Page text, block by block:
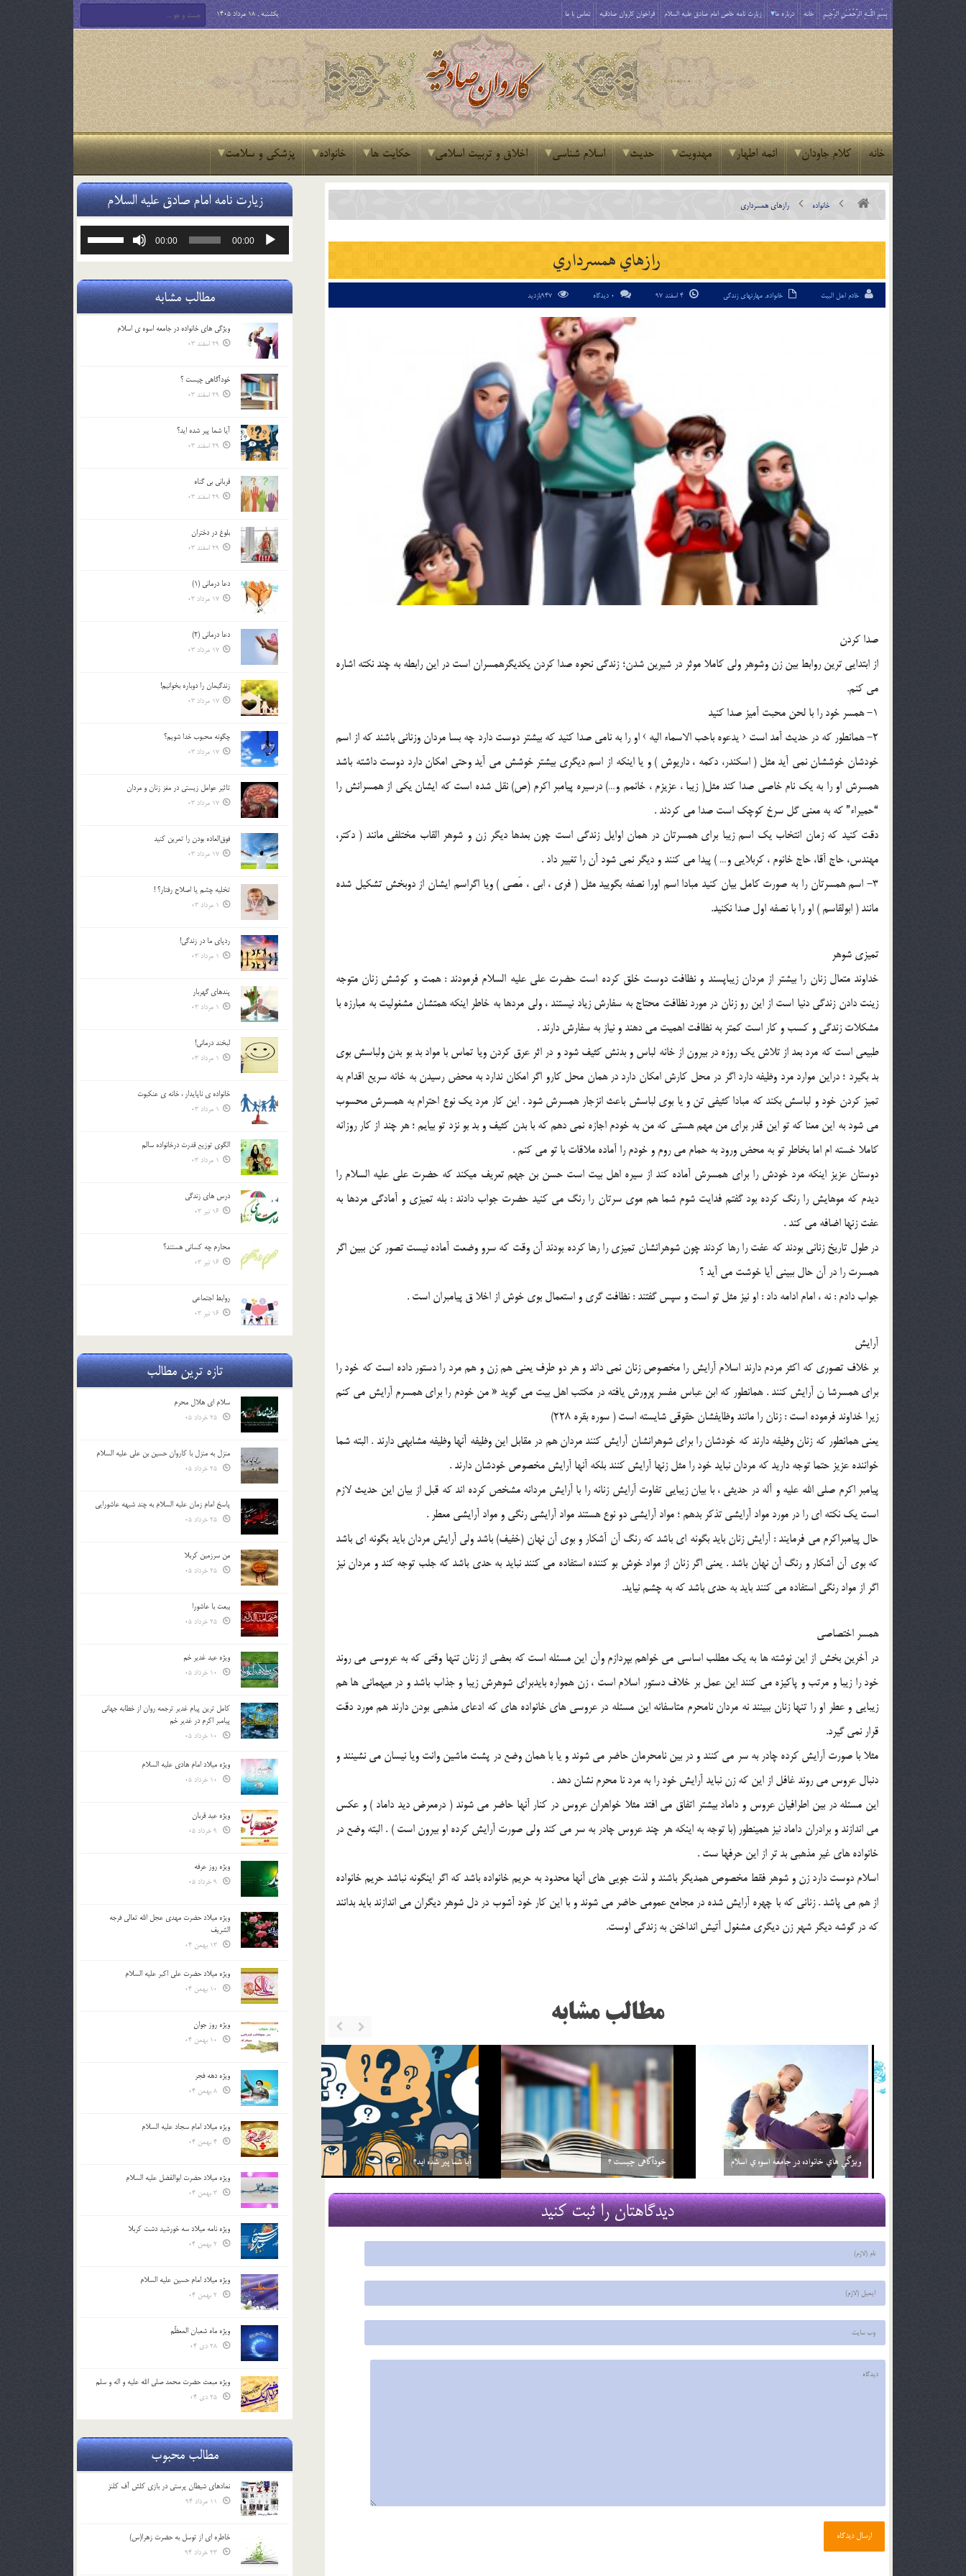
بِسْمِ اللَّـهِ الرَّحْمَـٰنِ الرَّحِيمِ خانه درباره ما زیارت نامه خاص امام صادق علیه السلام فراخوان کاروان صادقیه تماس با ما یکشنبه , 18 مرداد 1405
خانه کلام جاودان ائمه اطهار مهدویت حدیث اسلام شناسی اخلاق و تربیت اسلامی حکایت ها خانواده پزشکی و سلامت
خانواده رازهاي همسرداري
رازهاي همسرداري
خادم اهل البیت خانواده, مهارتهای زندگی 0 دیدگاه
صدا کردن
از ابتدايي ترين روابط بين زن وشوهر ولي کاملا موثر در شيرين شدن؛ زندگي نحوه صدا کردن يکديگرهمسران است در اين رابطه به چند نکته اشاره
مي کنم.
1- همسر خود را با لحن محبت آميز صدا کنيد
2- همانطور که در حديث آمد است ‹ يدعوه باحب الاسماء اليه › او را به نامي صدا کنيد که بيشتر دوست دارد چه بسا مردان وزناني باشند که از اسم
خودشان خوششان نمي آيد مثل ( اسکندر، دکمه ، داريوش ) و يا اينکه از اسم ديگري بيشتر خوشش مي آيد وحتي امکان دارد دوست داشته باشد
همسرش او را به يک نام خاصي صدا کند مثل( زيبا ، عزيزم ، خانمم و…) درسيره پيامبر اکرم (ص) نقل شده است که ايشان يکي از همسرانش را
“حميراء” که به معني گل سرخ کوچک است صدا مي کردند .
دقت کنيد که زمان انتخاب يک اسم زيبا براي همسرتان در همان اوايل زندگي است چون بعدها ديگر زن و شوهر القاب مختلفي مانند ( دکتر،
مهندس، حاج آقا، حاج خانوم ، کربلايي و… ) پيدا مي کنند و ديگر نمي شود آن را تغيير داد .
3- اسم همسرتان را به صورت کامل بيان کنيد مبادا اسم اورا نصفه بگوييد مثل ( فري ، ابي ، مَصي ) ويا اگراسم ايشان از دوبخش تشکيل شده
مانند ( ابولقاسم ) او را با نصفه اول صدا نکنيد.
تميزي شوهر
خداوند متعال زنان را بيشتر از مردان زيباپسند و نظافت دوست خلق کرده است حضرت علي عليه السلام فرمودند : همت و کوشش زنان متوجه
زينت دادن زندگي دنيا است از اين رو زنان در مورد نظافت محتاج به سفارش زياد نيستند ، ولي مردها به خاطر اينکه همتشان مشغوليت به مبارزه با
مشکلات زندگي و کسب و کار است کمتر به نظافت اهميت مي دهند و نياز به سفارش دارند .
طبيعي است که مرد بعد از تلاش يک روزه در بيرون از خانه لباس و بدنش کثيف شود و در اثر عرق کردن ويا تماس با مواد بد بو بدن ولباسش بوي
بد بگيرد ؛ دراين موارد مرد وظيفه دارد اگر در محل کارش امکان دارد در همان محل کارو اگر امکان ندارد به محض رسيدن به خانه سريع اقدام به
تميز کردن خود و لباسش بکند که مبادا کثيفي تن و يا بوي لباسش باعث انزجار همسرش شود . اين کار مرد يک نوع احترام به همسرش محسوب
مي شود به اين معنا که تو اين قدر براي من مهم هستي که من به خودم اجازه نمي دهم که با بدن کثيف و بد بو نزد تو بيايم ؛ هر چند از کار روزانه
کاملا خسته ام اما بخاطر تو به محض ورود به حمام مي روم و خودم را آماده ملاقات با تو مي کنم .
دوستان عزيز اينکه مرد خودش را براي همسرش آماده کند از سيره اهل بيت است حسن بن جهم تعريف ميکند که حضرت علي عليه السلام را
ديدم که موهايش را رنگ کرده بود گفتم فدايت شوم شما هم موي سرتان را رنگ مي کنيد حضرت جواب دادند : بله تميزي و آمادگي مردها به
عفت زنها اضافه مي کند .
در طول تاريخ زناني بودند که عفت را رها کردند چون شوهرانشان تميزي را رها کرده بودند آن وقت که سرو وضعت آماده نيست تصور کن ببين اگر
همسرت را در آن حال ببيني آيا خوشت مي آيد ؟
جواب دادم : نه ، امام ادامه داد : او نيز مثل تو است و سپس گفتند : نظافت گري و استعمال بوي خوش از اخلا ق پيامبران است .
آرايش
بر خلاف تصوري که اکثر مردم دارند اسلام آرايش را مخصوص زنان نمي داند و هر دو طرف يعني هم زن و هم مرد را دستور داده است که خود را
براي همسرشا ن آرايش کنند . همانطور که ابن عباس مفسر پرورش يافته در مکتب اهل بيت مي گويد « من خودم را براي همسرم آرايش مي کنم
زيرا خداوند فرموده است : زنان را مانند وظايفشان حقوقي شايسته است ( سوره بقره 228)
يعني همانطور که زنان وظيفه دارند که خودشان را براي شوهرانشان آرايش کنند مردان هم در مقابل اين وظيفه آنها وظيفه مشابهي دارند . البته شما
خواننده عزيز حتما توجه داريد که مردان نبايد خود را مثل زنها آرايش کنند بلکه آنها آرايش مخصوص خودشان دارند .
پيامبر اکرم صلي الله عليه و آله در حديثي ، با بيان زيبايي تفاوت آرايش زنانه را با آرايش مردانه مشخص کرده اند که قبل از بيان اين حديث لازم
است يک نکته اي را در مورد مواد آرايشي تذکر بدهم ؛ مواد آرايشي دو نوع هستند مواد آرايشي رنگي و مواد آرايشي معطر .
حال پيامبراکرم مي فرمايند : آرايش زنان بايد بگونه اي باشد که رنگ آن آشکار و بوي آن نهان (خفيف) باشد ولي آرايش مردان بايد بگونه اي باشد
که بوي آن آشکار و رنگ آن نهان باشد . يعني اگر زنان از مواد خوش بو کننده استفاده مي کنند نبايد به حدي باشد که جلب توجه کند و مردان نيز
اگر از مواد رنگي استفاده مي کنند بايد به حدي باشد که به چشم نيايد.
همسر اختصاصي
در آخرين بخش از اين نوشته ها به يک مطلب اساسي مي خواهم بپردازم وآن اين مسئله است که بعضي از زنان تنها وقتي که به عروسي مي روند
خود را زيبا و مرتب و پاکيزه مي کنند اين عمل بر خلاف دستور اسلام است ، زن همواره بايدبراي شوهرش زيبا و جذاب باشد و در ميهماني ها هم
زيبايي و عطر او را تنها زنان ببينند نه مردان نامحرم متاسفانه اين مسئله در عروسي هاي خانواده هاي که ادعاي مذهبي بودن دارند هم مورد دقت
قرار نمي گيرد.
مثلا با صورت آرايش کرده چادر به سر مي کنند و در بين نامحرمان حاضر مي شوند و يا با همان وضع در پشت ماشين وانت ويا نيسان مي نشينند و
دنبال عروس مي روند غافل از اين که زن نبايد آرايش خود را به مرد نا محرم نشان دهد .
اين مسئله در بين اطرافيان عروس و داماد بيشتر اتفاق مي افتد مثلا خواهران عروس در کنار آنها حاضر مي شوند ( درمعرض ديد داماد ) و عکس
مي اندازند و برادران داماد نيز همينطور (با توجه به اينکه هر چند عروس چادر به سر مي کند ولي صورت آرايش کرده او بيرون است ) . البته وضع در
خانواده هاي غير مذهبي بد تر از اين حرفها ست .
اسلام دوست دارد زن و شوهر فقط مخصوص همديگر باشند و لذت جويي هاي آنها محدود به حريم خانواده باشد که اگر اينگونه نباشد حريم خانواده
از هم مي پاشد . زناني که با چهره آرايش شده در مجامع عمومي حاضر مي شوند و با اين کار خود آشوب در دل شوهر ديگران مي اندازند بايد بدانند
که در گوشه ديگر شهر زن ديگري مشغول آتيش انداختن به زندگي اوست.
مطالب مشابه
قرباني بي گناه
29 اسفند 03
بلوغ در دختران
29 اسفند 03
دعا درمانی (1)
17 مرداد 03
دیدگاهتان را ثبت کنید
زیارت نامه امام صادق علیه السلام
پخش‌کننده
00:00
00:00
یا
صدا
کلیدهای
مطالب مشابه
ويژگي هاي خانواده در جامعه اسوه ي اسلام
29 اسفند 03
خودآگاهى چيست ؟
29 اسفند 03
آیا شما پیر شده اید؟
29 اسفند 03
قرباني بي گناه
29 اسفند 03
بلوغ در دختران
29 اسفند 03
دعا درمانی (1)
17 مرداد 03
دعا درمانی (2)
17 مرداد 03
زندگيمان را دوباره بخوانيم!
17 مرداد 03
چگونه محبوب خدا شويم؟
17 مرداد 03
تاثیر عوامل زيستي در مغز زنان و مردان
17 مرداد 03
فوق‌العاده بودن را تمرين كنيد
17 مرداد 03
تخليه چشم يا اصلاح رفتار؟ !
1 مرداد 03
ردپاى ما در زندگى!
1 مرداد 03
پندهاي گهربار
1 مرداد 03
لبخند درمانى!
1 مرداد 03
خانواده ي ناپايدار ، خانه ي عنکبوت
1 مرداد 03
الگوي توزيع قدرت درخانواده سالم
1 مرداد 03
درس هاي زندگي
16 تیر 03
محارم چه کساني هستند؟
16 تیر 03
روابط اجتماعي
16 تیر 03
تازه ترین مطالب
سلام ای هلال محرم
منزل به منزل با کاروان حسین بن علی علیه السلام
پاسخ امام زمان علیه السلام به چند شبهه عاشورایی
من سرزمین کربلا
بیعت با عاشورا
ویژه عید غدیر خم
کامل ترین پیام غدیر ترجمه روان از خطابه جهانی
پیامبر اکرم در غدیر خم
ویژه میلاد امام هادی علیه السلام
ویژه عید قربان
ویژه روز عرفه
ویژه میلاد حضرت مهدی عجل الله تعالی فرجه
الشريف
ویژه میلاد حضرت علی اکبر علیه السلام
ویژه روز جوان
ویژه دهه فجر
ویژه میلاد امام سجاد علیه السلام
ویژه میلاد حضرت ابوالفضل علیه السلام
ویژه نامه میلاد سه خورشید دشت کربلا
ویژه میلاد امام حسین علیه السلام
ویژه ماه شعبان المعظّم
ویژه مبعث حضرت محمد صلی الله علیه و اله و سلم
مطالب محبوب
نمادهای شیطان پرستی در بازی کلش آف کلنز
خاطره ای از توسل به حضرت زهرا(س)